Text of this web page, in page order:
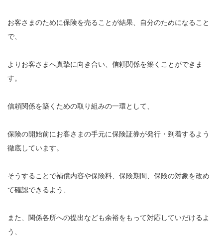
お客さまのために保険を売ることが結果、自分のためになること
で、
よりお客さまへ真摯に向き合い、信頼関係を築くことができま
す。
信頼関係を築くための取り組みの一環として、
保険の開始前にお客さまの手元に保険証券が発行・到着するよう
徹底しています。
そうすることで補償内容や保険料、保険期間、保険の対象を改め
て確認できるよう、
また、関係各所への提出なども余裕をもって対応していだけるよ
う、